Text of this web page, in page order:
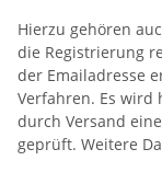
Hierzu gehören
die Registrierung
der Emailadresse
Verfahren. Es wird
durch Versand
geprüft. Weitere